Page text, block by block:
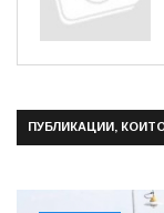
ПУБЛИКАЦИИ,